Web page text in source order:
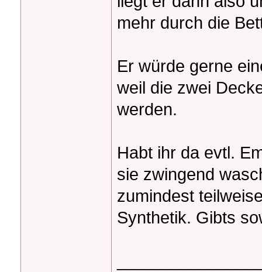
mehr durch die
Er würde gerne
weil die zwei
werden.
Habt ihr da evtl.
sie zwingend
zumindest
Synthetik. Gibts